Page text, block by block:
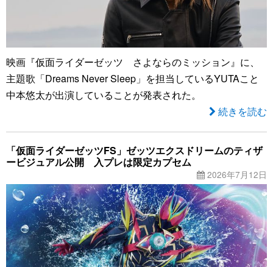
映画『仮面ライダーゼッツ さよならのミッション』に、
主題歌「Dreams Never Sleep」を担当しているYUTAこと
中本悠太が出演していることが発表された。
続きを読む
「仮面ライダーゼッツFS」ゼッツエクスドリームのティザ
ービジュアル公開 入プレは限定カプセム
2026年7月12日